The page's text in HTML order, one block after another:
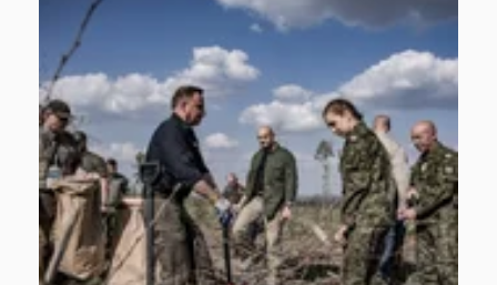
Otwórz załącznik Udział w akcji #sadziMy – 26.04.2019